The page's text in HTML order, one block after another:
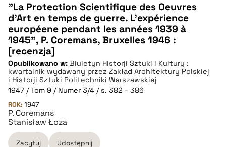
CZYSTY TEKST
pobierz cytat
BIBTEX
pobierz cytat
"La Protection Scientifique des Oeuvres
d'Art en temps de guerre. L'expérience
européene pendant les années 1939 à
1945", P. Coremans, Bruxelles 1946 :
[recenzja]
Opublikowano w: Biuletyn Historji Sztuki i Kultury :
kwartalnik wydawany przez Zakład Architektury Polskiej
i Historji Sztuki Politechniki Warszawskiej
1947 / Tom 9 / Numer 3/4 / s. 382 - 386
ROK: 1947
P. Coremans
Stanisław Łoza
Zacytuj Udostępnij